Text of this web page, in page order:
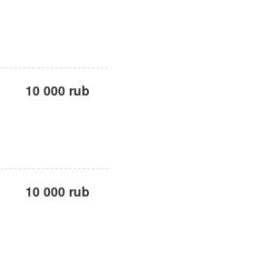
10 000 rub
10 000 rub